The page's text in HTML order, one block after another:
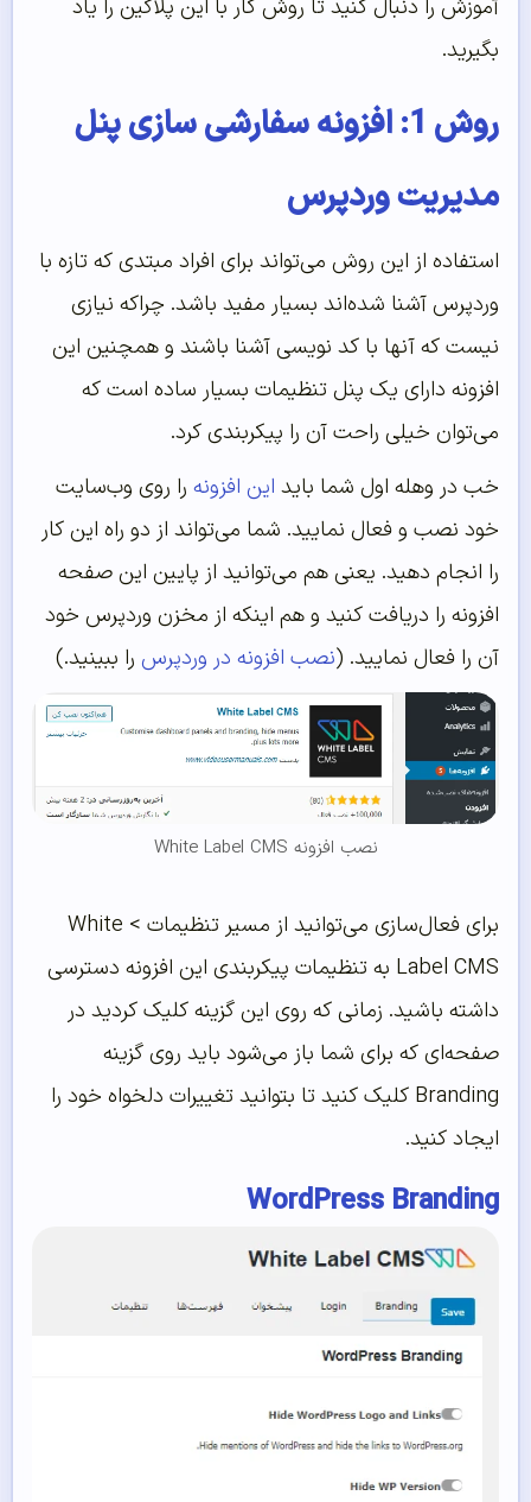
آموزش را دنبال کنید تا روش کار با این پلاگین را یاد
بگیرید.
روش 1: افزونه سفارشی سازی پنل
مدیریت وردپرس
استفاده از این روش می‌تواند برای افراد مبتدی که تازه با
وردپرس آشنا شده‌اند بسیار مفید باشد. چراکه نیازی
نیست که آنها با کد نویسی آشنا باشند و همچنین این
افزونه دارای یک پنل تنظیمات بسیار ساده است که
می‌توان خیلی راحت آن را پیکربندی کرد.
خب در وهله اول شما باید این افزونه را روی وب‌سایت
خود نصب و فعال نمایید. شما می‌تواند از دو راه این کار
را انجام دهید. یعنی هم می‌توانید از پایین این صفحه
افزونه را دریافت کنید و هم اینکه از مخزن وردپرس خود
آن را فعال نمایید. (نصب افزونه در وردپرس را ببینید.)
نصب افزونه White Label CMS
برای فعال‌سازی می‌توانید از مسیر تنظیمات > White
Label CMS به تنظیمات پیکربندی این افزونه دسترسی
داشته باشید. زمانی که روی این گزینه کلیک کردید در
صفحه‌ای که برای شما باز می‌شود باید روی گزینه
Branding کلیک کنید تا بتوانید تغییرات دلخواه خود را
ایجاد کنید.
WordPress Branding